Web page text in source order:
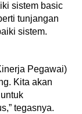
sistem basic
tunjangan
sistem.
Pegawai)
Kita akan
tegasnya.